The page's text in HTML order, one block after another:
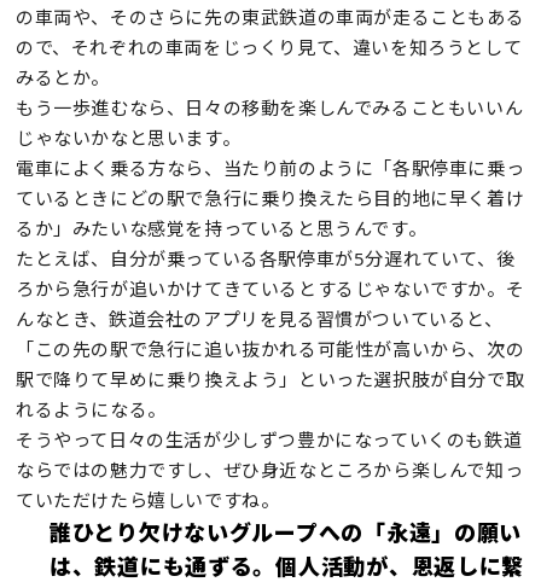
の車両や、そのさらに先の東武鉄道の車両が走ることもある
ので、それぞれの車両をじっくり見て、違いを知ろうとして
みるとか。
もう一歩進むなら、日々の移動を楽しんでみることもいいん
じゃないかなと思います。
電車によく乗る方なら、当たり前のように「各駅停車に乗っ
ているときにどの駅で急行に乗り換えたら目的地に早く着け
るか」みたいな感覚を持っていると思うんです。
たとえば、自分が乗っている各駅停車が5分遅れていて、後
ろから急行が追いかけてきているとするじゃないですか。そ
んなとき、鉄道会社のアプリを見る習慣がついていると、
「この先の駅で急行に追い抜かれる可能性が高いから、次の
駅で降りて早めに乗り換えよう」といった選択肢が自分で取
れるようになる。
そうやって日々の生活が少しずつ豊かになっていくのも鉄道
ならではの魅力ですし、ぜひ身近なところから楽しんで知っ
ていただけたら嬉しいですね。
誰ひとり欠けないグループへの「永遠」の願い
は、鉄道にも通ずる。個人活動が、恩返しに繋